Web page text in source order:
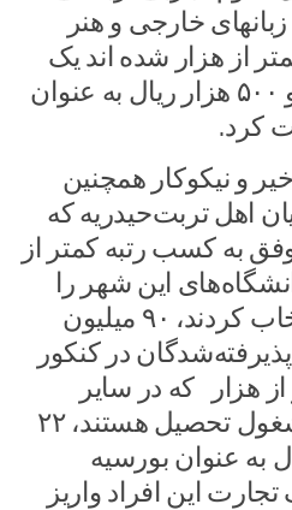
خارجی و هنر
از هزار شده اند یک
میلیارد و ۸۶۷ میلیون و ۵۰۰ هزار ریال به عنوان
کرد.
و نیکوکار همچنین
اهل تربت‌حیدریه که
به کسب رتبه کمتر از
این شهر را
برای ادامه تحصیل انتخاب کردند، ۹۰ میلیون
۴۷ نفر از پذیرفته‌شدگان در کنکور
هزار که در سایر
دانشگاه‌های ایران مشغول تحصیل هستند، ۲۲
هزار ریال به عنوان بورسیه
این افراد واریز